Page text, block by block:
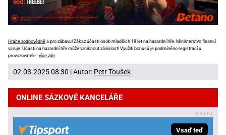
Hrajte zodpovědně a pro zábavu! Zákaz účasti osob mladších 18 let na hazardní hře. Ministerstvo financí
varuje: Účastí na hazardní hře může vzniknout závislost! Využití bonusů je podmíněno registrací u
provozovatele -více zde.
02.03.2025 08:30 | Autor: Petr Toušek
ONLINE SÁZKOVÉ KANCELÁŘE
Vsaď teď